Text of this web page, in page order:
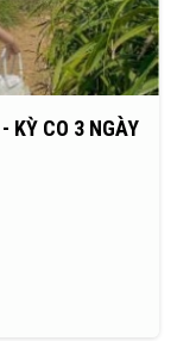
KỲ CO 3 NGÀY